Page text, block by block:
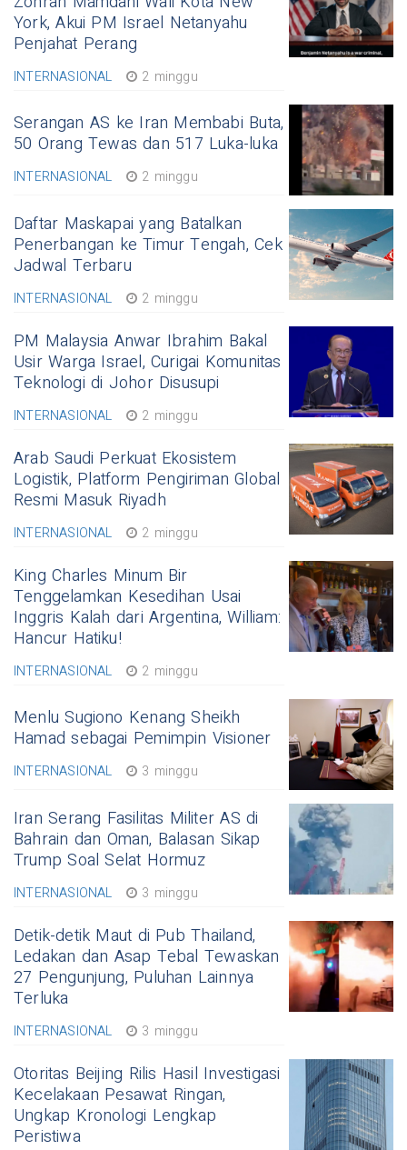
York, Akui PM Israel Netanyahu
Penjahat Perang
INTERNASIONAL 2 minggu
Serangan AS ke Iran Membabi Buta,
50 Orang Tewas dan 517 Luka-luka
INTERNASIONAL 2 minggu
Daftar Maskapai yang Batalkan
Penerbangan ke Timur Tengah, Cek
Jadwal Terbaru
INTERNASIONAL 2 minggu
PM Malaysia Anwar Ibrahim Bakal
Usir Warga Israel, Curigai Komunitas
Teknologi di Johor Disusupi
INTERNASIONAL 2 minggu
Arab Saudi Perkuat Ekosistem
Logistik, Platform Pengiriman Global
Resmi Masuk Riyadh
INTERNASIONAL 2 minggu
King Charles Minum Bir
Tenggelamkan Kesedihan Usai
Inggris Kalah dari Argentina, William:
Hancur Hatiku!
INTERNASIONAL 2 minggu
Menlu Sugiono Kenang Sheikh
Hamad sebagai Pemimpin Visioner
INTERNASIONAL 3 minggu
Iran Serang Fasilitas Militer AS di
Bahrain dan Oman, Balasan Sikap
Trump Soal Selat Hormuz
INTERNASIONAL 3 minggu
Detik-detik Maut di Pub Thailand,
Ledakan dan Asap Tebal Tewaskan
27 Pengunjung, Puluhan Lainnya
Terluka
INTERNASIONAL 3 minggu
Otoritas Beijing Rilis Hasil Investigasi
Kecelakaan Pesawat Ringan,
Ungkap Kronologi Lengkap
Peristiwa